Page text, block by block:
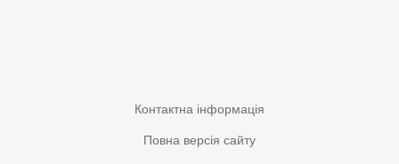
Контактна інформація
Повна версія сайту